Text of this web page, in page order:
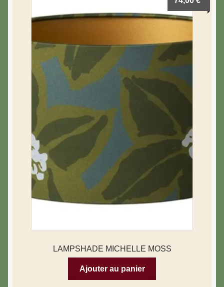
LAMPSHADE MICHELLE MOSS
Ajouter au panier